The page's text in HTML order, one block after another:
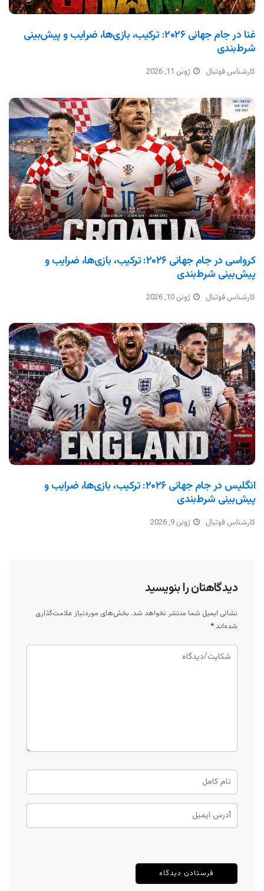
غنا در جام جهانی ۲۰۲۶: ترکیب، بازی‌ها، ضرایب و پیش‌بینی
شرط‌بندی
کارشناس فوتبال ژوئن 11, 2026
کرواسی در جام جهانی ۲۰۲۶: ترکیب، بازی‌ها، ضرایب و
پیش‌بینی شرط‌بندی
کارشناس فوتبال ژوئن 10, 2026
انگلیس در جام جهانی ۲۰۲۶: ترکیب، بازی‌ها، ضرایب و
پیش‌بینی شرط‌بندی
کارشناس فوتبال ژوئن 9, 2026
دیدگاهتان را بنویسید
نشانی ایمیل شما منتشر نخواهد شد. بخش‌های موردنیاز علامت‌گذاری
شده‌اند *